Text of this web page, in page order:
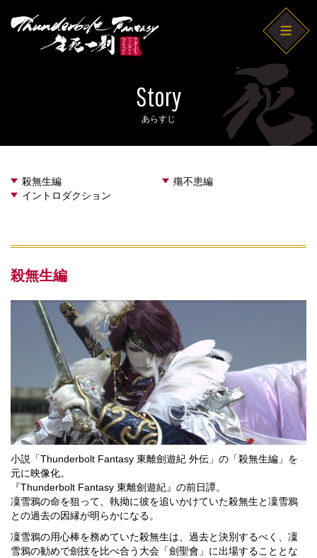
Story
あらすじ
殺無生編
殤不患編
イントロダクション
殺無生編
小説「Thunderbolt Fantasy 東離劍遊紀 外伝」の「殺無生編」を
元に映像化。
『Thunderbolt Fantasy 東離劍遊紀』の前日譚。
凜雪鴉の命を狙って、執拗に彼を追いかけていた殺無生と凜雪鴉
との過去の因縁が明らかになる。
凜雪鴉の用心棒を務めていた殺無生は、過去と決別するべく、凜
雪鴉の勧めで劍技を比べ合う大会「劍聖會」に出場することとな